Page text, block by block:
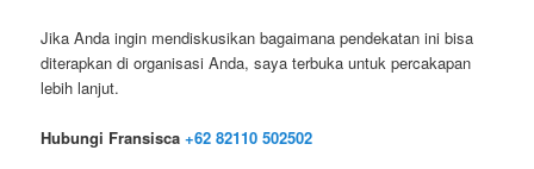
Jika Anda ingin mendiskusikan bagaimana pendekatan ini bisa
diterapkan di organisasi Anda, saya terbuka untuk percakapan
lebih lanjut.
Hubungi Fransisca+62 82110 502502